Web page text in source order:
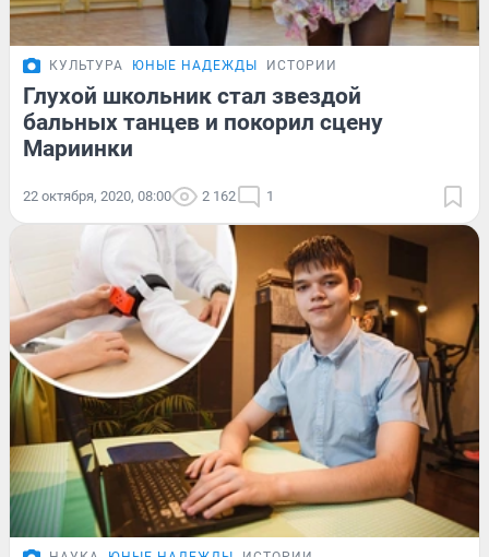
КУЛЬТУРА ЮНЫЕ НАДЕЖДЫ ИСТОРИИ
Глухой школьник стал звездой
бальных танцев и покорил сцену
Мариинки
22 октября, 2020, 08:00 2 162 1